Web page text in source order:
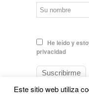
He leído y
privacidad
Este sitio web utiliza